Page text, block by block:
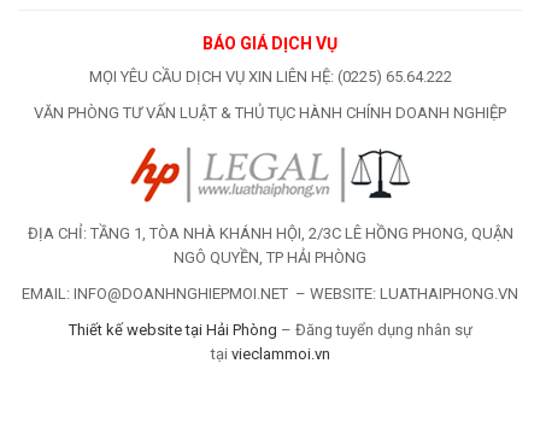
BÁO GIÁ DỊCH VỤ
MỌI YÊU CẦU DỊCH VỤ XIN LIÊN HỆ: (0225) 65.64.222
VĂN PHÒNG TƯ VẤN LUẬT & THỦ TỤC HÀNH CHÍNH DOANH NGHIỆP
ĐỊA CHỈ: TẦNG 1, TÒA NHÀ KHÁNH HỘI, 2/3C LÊ HỒNG PHONG, QUẬN
NGÔ QUYỀN, TP HẢI PHÒNG
EMAIL: INFO@DOANHNGHIEPMOI.NET – WEBSITE: LUATHAIPHONG.VN
Thiết kế website tại Hải Phòng – Đăng tuyển dụng nhân sự
tại vieclammoi.vn